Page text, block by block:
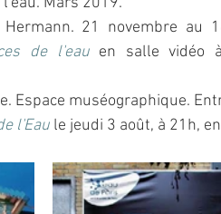
21 novembre au
de l'eau en salle vidéo
Espace muséographique.
l'Eau le jeudi 3 août, à 21h,